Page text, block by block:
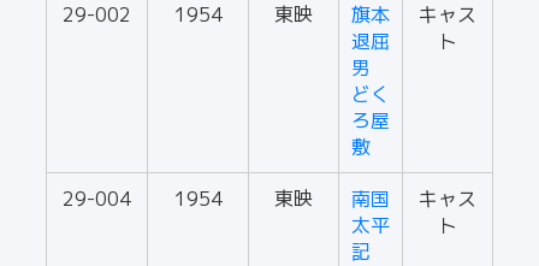
29-002
1954 東映
旗本
退屈
男
どく
ろ屋
敷
キャス
ト
29-004 1954 東映
南国
太平
記
キャス
ト